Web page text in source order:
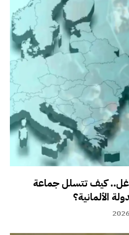
كيف تتسلل جماعة
الألمانية؟